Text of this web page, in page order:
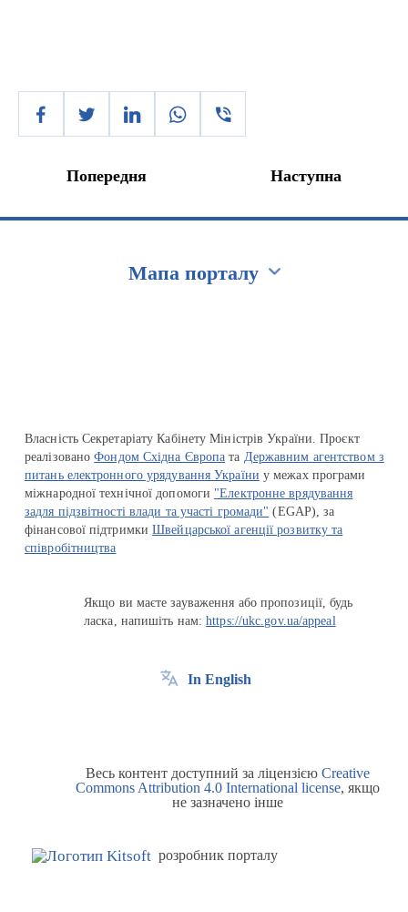
Попередня Наступна
Мапа порталу
Власність Секретаріату Кабінету Міністрів України. Проєкт
реалізованоФондом Східна Європа та Державним агентством з
питань електронного урядування України у межах програми
міжнародної технічної допомоги "Електронне врядування
задля підзвітності влади та участі громади" (EGAP), за
фінансової підтримкиШвейцарської агенції розвитку та
співробітництва
Якщо ви маєте зауваження або пропозиції, будь
ласка, напишіть нам:https://ukc.gov.ua/appeal
In English
Весь контент доступний за ліцензією Creative
Commons Attribution 4.0 International license, якщо
не зазначено інше
розробник порталу